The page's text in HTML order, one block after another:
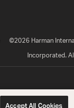
©2026 Harman
Incorporated.
Accept All Cookies